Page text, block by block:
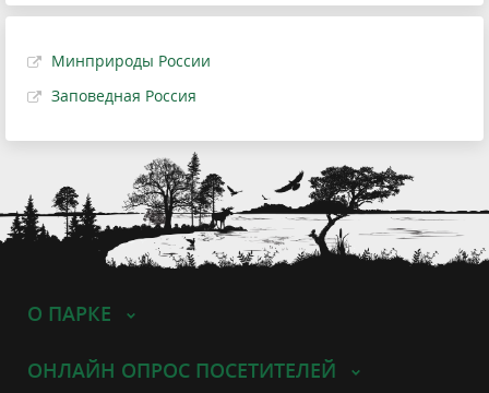
Минприроды России
Заповедная Россия
О ПАРКЕ
ОНЛАЙН ОПРОС ПОСЕТИТЕЛЕЙ